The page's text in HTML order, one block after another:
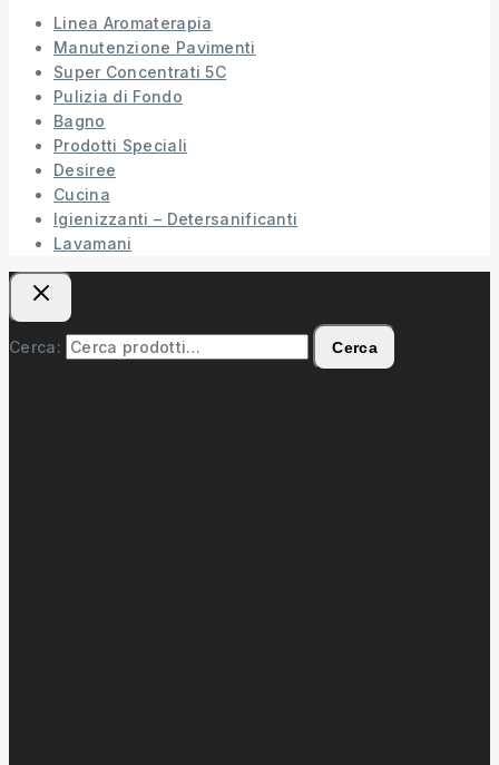
Linea Aromaterapia
Manutenzione Pavimenti
Super Concentrati 5C
Pulizia di Fondo
Bagno
Prodotti Speciali
Desiree
Cucina
Igienizzanti – Detersanificanti
Lavamani
Cerca: Cerca